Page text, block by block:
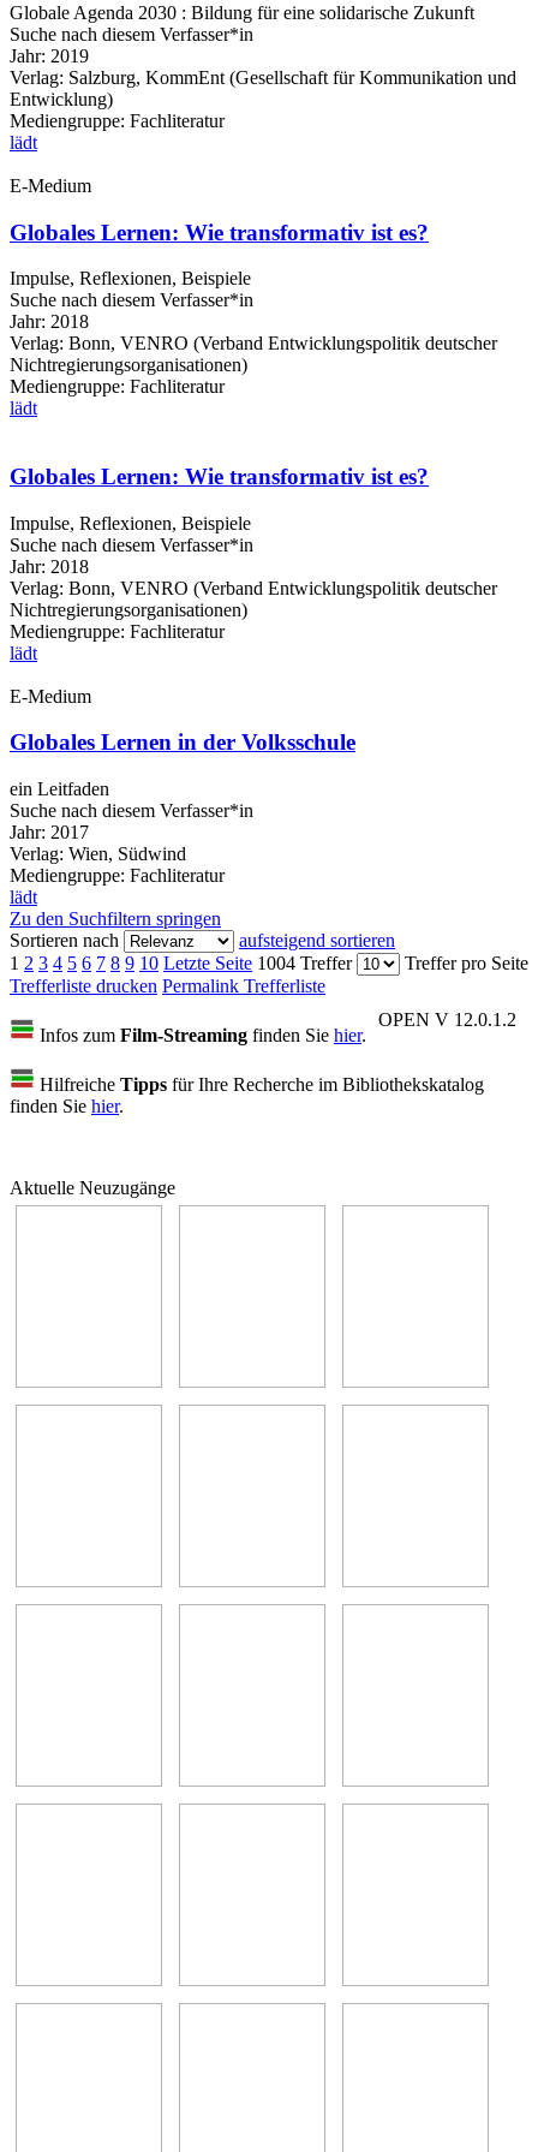
Globale Agenda 2030 : Bildung für eine solidarische Zukunft
Suche nach diesem Verfasser*in
Jahr: 2019
Verlag: Salzburg, KommEnt (Gesellschaft für Kommunikation und
Entwicklung)
Mediengruppe: Fachliteratur
lädt
E-Medium
Globales Lernen: Wie transformativ ist es?
Impulse, Reflexionen, Beispiele
Suche nach diesem Verfasser*in
Jahr: 2018
Verlag: Bonn, VENRO (Verband Entwicklungspolitik deutscher
Nichtregierungsorganisationen)
Mediengruppe: Fachliteratur
lädt
Globales Lernen: Wie transformativ ist es?
Impulse, Reflexionen, Beispiele
Suche nach diesem Verfasser*in
Jahr: 2018
Verlag: Bonn, VENRO (Verband Entwicklungspolitik deutscher
Nichtregierungsorganisationen)
Mediengruppe: Fachliteratur
lädt
E-Medium
Globales Lernen in der Volksschule
ein Leitfaden
Suche nach diesem Verfasser*in
Jahr: 2017
Verlag: Wien, Südwind
Mediengruppe: Fachliteratur
lädt
Zu den Suchfiltern springen
Sortieren nach
aufsteigend sortieren
1 2 3 4 5 6 7 8 9 10 Letzte Seite 1004 Treffer
Treffer pro Seite
Trefferliste drucken Permalink Trefferliste
OPEN V 12.0.1.2
Infos zum Film-Streaming finden Sie hier.
Hilfreiche Tipps für Ihre Recherche im Bibliothekskatalog
finden Sie hier.
Aktuelle Neuzugänge